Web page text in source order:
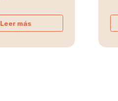
Leer más